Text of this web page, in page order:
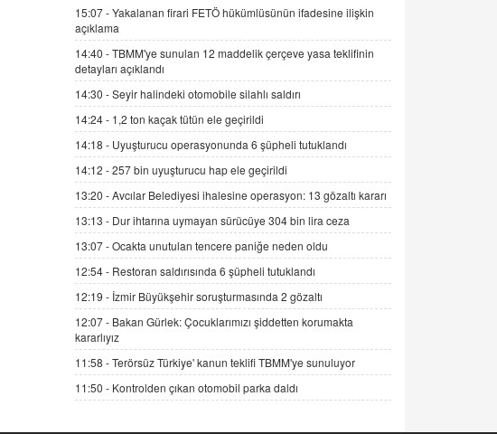
15.09.2025 16:17
SEHER EREK
Kış Ayları Geldi, Hangi Önlemler
Alınmalı?
9.12.2025 10:11
İNCİ GÜL AKÖL
Trump Keşke Adana'yı da Ziyaret Etse...
06.07.2026 13:00
ADEM AKÖL
Esed Destekçilerinin Yüzüne Vurulan
Şamar: Sednaya
11.12.2024 12:30
DR. EKREM ASLAN
Gerçek Ne, Algı Ne? "Beraber
Yürüyoruz" Cümlesinin Peşinden
19.07.2025 12:45
GÖNÜL MENEKŞE
15:07 -Yakalanan firari FETÖ hükümlüsünün ifadesine ilişkin
açıklama
14:40 -TBMM'ye sunulan 12 maddelik çerçeve yasa teklifinin
detayları açıklandı
14:30 -Seyir halindeki otomobile silahlı saldırı
14:24 - 1,2 ton kaçak tütün ele geçirildi
14:18 - Uyuşturucu operasyonunda 6 şüpheli tutuklandı
14:12 -257 bin uyuşturucu hap ele geçirildi
13:20 -Avcılar Belediyesi ihalesine operasyon: 13 gözaltı kararı
13:13 - Dur ihtarına uymayan sürücüye 304 bin lira ceza
13:07 -Ocakta unutulan tencere paniğe neden oldu
12:54 - Restoran saldırısında 6 şüpheli tutuklandı
12:19 - İzmir Büyükşehir soruşturmasında 2 gözaltı
12:07 - Bakan Gürlek: Çocuklarımızı şiddetten korumakta
kararlıyız
11:58 -Terörsüz Türkiye' kanun teklifi TBMM'ye sunuluyor
11:50 - Kontrolden çıkan otomobil parka daldı